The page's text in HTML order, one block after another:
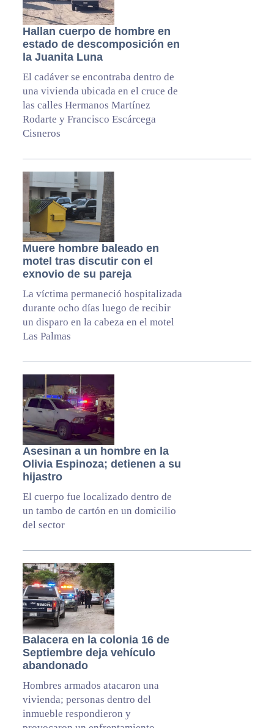
Hallan cuerpo de hombre en
estado de descomposición en
la Juanita Luna
El cadáver se encontraba dentro de
una vivienda ubicada en el cruce de
las calles Hermanos Martínez
Rodarte y Francisco Escárcega
Cisneros
Muere hombre baleado en
motel tras discutir con el
exnovio de su pareja
La víctima permaneció hospitalizada
durante ocho días luego de recibir
un disparo en la cabeza en el motel
Las Palmas
Asesinan a un hombre en la
Olivia Espinoza; detienen a su
hijastro
El cuerpo fue localizado dentro de
un tambo de cartón en un domicilio
del sector
Balacera en la colonia 16 de
Septiembre deja vehículo
abandonado
Hombres armados atacaron una
vivienda; personas dentro del
inmueble respondieron y